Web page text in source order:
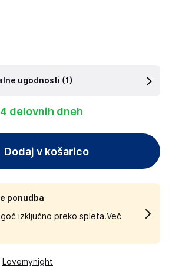
ugodnosti (1)
delovnih dneh
Dodaj v košarico
ponudba
izključno preko spleta.Več
Lovemynight